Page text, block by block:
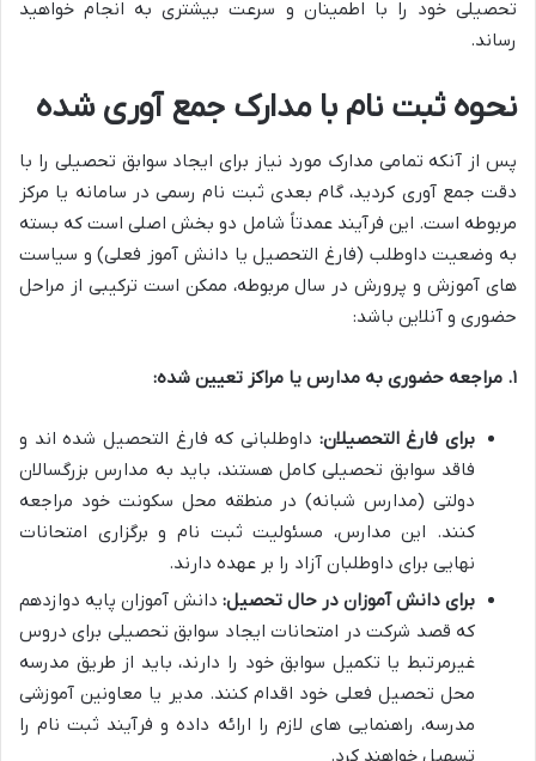
تحصیلی خود را با اطمینان و سرعت بیشتری به انجام خواهید
رساند.
نحوه ثبت نام با مدارک جمع آوری شده
پس از آنکه تمامی مدارک مورد نیاز برای ایجاد سوابق تحصیلی را با
دقت جمع آوری کردید، گام بعدی ثبت نام رسمی در سامانه یا مرکز
مربوطه است. این فرآیند عمدتاً شامل دو بخش اصلی است که بسته
به وضعیت داوطلب (فارغ التحصیل یا دانش آموز فعلی) و سیاست
های آموزش و پرورش در سال مربوطه، ممکن است ترکیبی از مراحل
حضوری و آنلاین باشد:
۱. مراجعه حضوری به مدارس یا مراکز تعیین شده:
برای فارغ التحصیلان: داوطلبانی که فارغ التحصیل شده اند و
فاقد سوابق تحصیلی کامل هستند، باید به مدارس بزرگسالان
دولتی (مدارس شبانه) در منطقه محل سکونت خود مراجعه
کنند. این مدارس، مسئولیت ثبت نام و برگزاری امتحانات
نهایی برای داوطلبان آزاد را بر عهده دارند.
برای دانش آموزان در حال تحصیل: دانش آموزان پایه دوازدهم
که قصد شرکت در امتحانات ایجاد سوابق تحصیلی برای دروس
غیرمرتبط یا تکمیل سوابق خود را دارند، باید از طریق مدرسه
محل تحصیل فعلی خود اقدام کنند. مدیر یا معاونین آموزشی
مدرسه، راهنمایی های لازم را ارائه داده و فرآیند ثبت نام را